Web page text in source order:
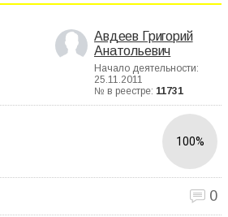
Авдеев Григорий
Анатольевич
Начало деятельности:
25.11.2011
№ в реестре: 11731
100%
0